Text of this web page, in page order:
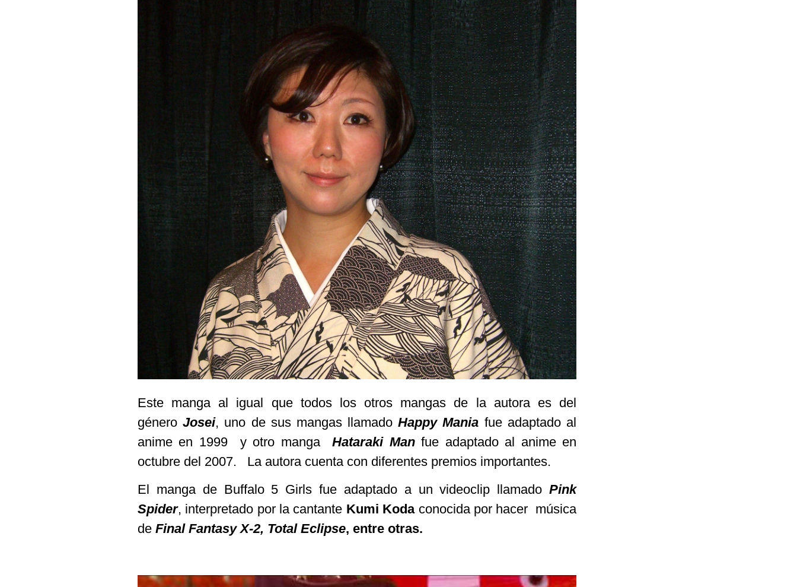
Este manga al igual que todos los otros mangas de la autora es del
géneroJosei, uno de sus mangas llamadoHappy Mania fue adaptado al
anime en 1999 y otro manga
Hataraki Manfue adaptado al anime en
octubre del 2007. La autora cuenta con diferentes premios importantes.
El manga de Buffalo 5 Girls fue adaptado a un videoclip llamado Pink
Spider, interpretado por la cantante Kumi Kodaconocida por hacer música
de Final Fantasy X-2, Total Eclipse, entre otras.